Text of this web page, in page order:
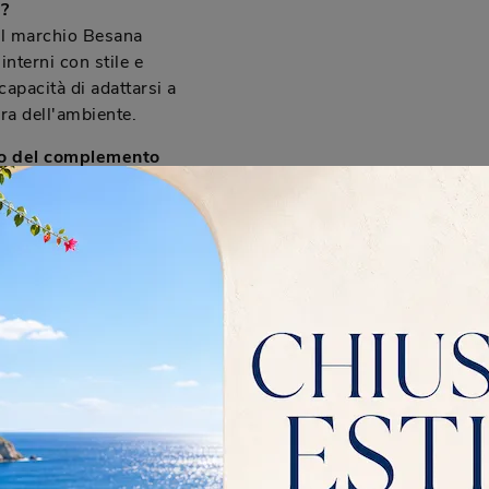
marchio Besana
con stile e
di adattarsi a
dell'ambiente.
del complemento
gestito con
ed è disponibile
Aura. Al momento
di manutenzione